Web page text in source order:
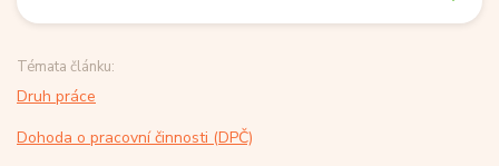
Témata článku:
Druh práce
Dohoda o pracovní činnosti (DPČ)